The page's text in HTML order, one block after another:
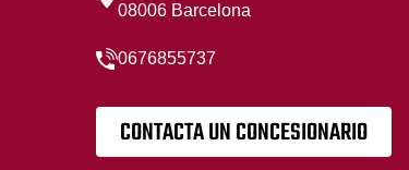
08006 Barcelona
0676855737
CONTACTA UN CONCESIONARIO